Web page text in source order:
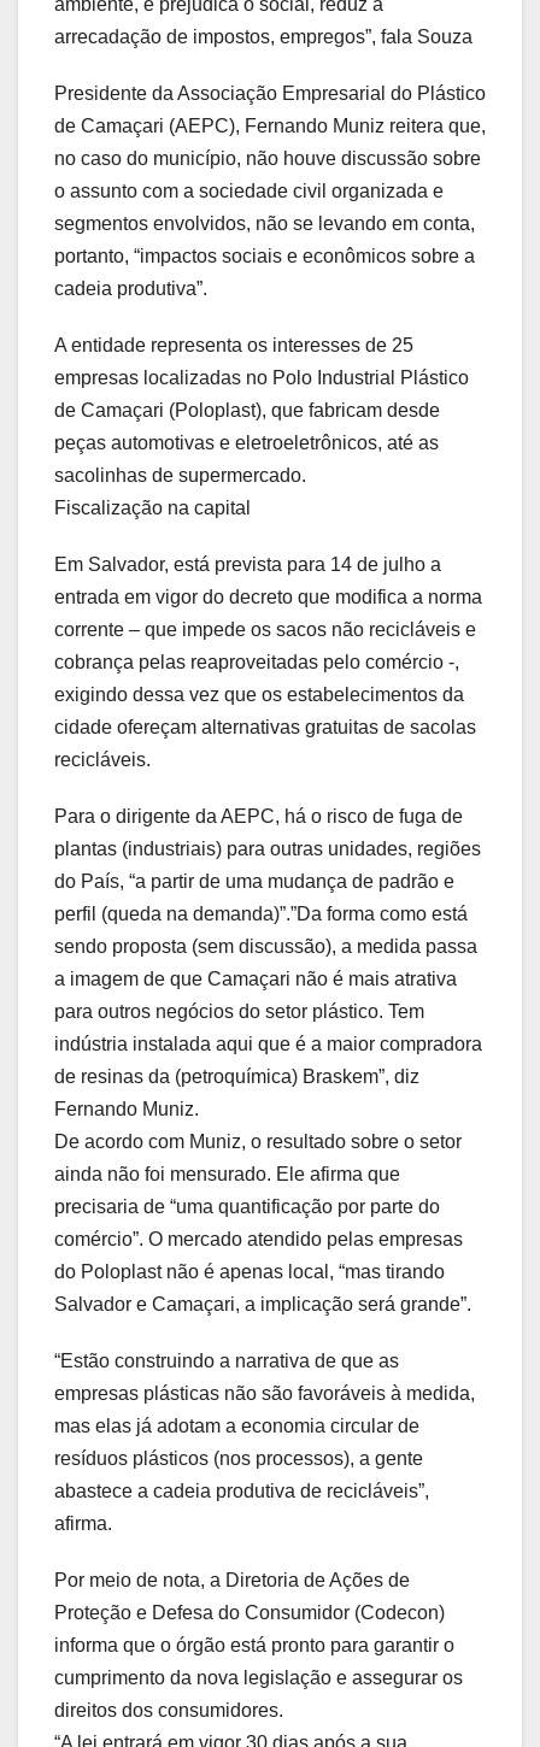
ambiente, e prejudica o social, reduz a
arrecadação de impostos, empregos”, fala Souza
Presidente da Associação Empresarial do Plástico
de Camaçari (AEPC), Fernando Muniz reitera que,
no caso do município, não houve discussão sobre
o assunto com a sociedade civil organizada e
segmentos envolvidos, não se levando em conta,
portanto, “impactos sociais e econômicos sobre a
cadeia produtiva”.
A entidade representa os interesses de 25
empresas localizadas no Polo Industrial Plástico
de Camaçari (Poloplast), que fabricam desde
peças automotivas e eletroeletrônicos, até as
sacolinhas de supermercado.
Fiscalização na capital
Em Salvador, está prevista para 14 de julho a
entrada em vigor do decreto que modifica a norma
corrente – que impede os sacos não recicláveis e
cobrança pelas reaproveitadas pelo comércio -,
exigindo dessa vez que os estabelecimentos da
cidade ofereçam alternativas gratuitas de sacolas
recicláveis.
Para o dirigente da AEPC, há o risco de fuga de
plantas (industriais) para outras unidades, regiões
do País, “a partir de uma mudança de padrão e
perfil (queda na demanda)”.”Da forma como está
sendo proposta (sem discussão), a medida passa
a imagem de que Camaçari não é mais atrativa
para outros negócios do setor plástico. Tem
indústria instalada aqui que é a maior compradora
de resinas da (petroquímica) Braskem”, diz
Fernando Muniz.
De acordo com Muniz, o resultado sobre o setor
ainda não foi mensurado. Ele afirma que
precisaria de “uma quantificação por parte do
comércio”. O mercado atendido pelas empresas
do Poloplast não é apenas local, “mas tirando
Salvador e Camaçari, a implicação será grande”.
“Estão construindo a narrativa de que as
empresas plásticas não são favoráveis à medida,
mas elas já adotam a economia circular de
resíduos plásticos (nos processos), a gente
abastece a cadeia produtiva de recicláveis”,
afirma.
Por meio de nota, a Diretoria de Ações de
Proteção e Defesa do Consumidor (Codecon)
informa que o órgão está pronto para garantir o
cumprimento da nova legislação e assegurar os
direitos dos consumidores.